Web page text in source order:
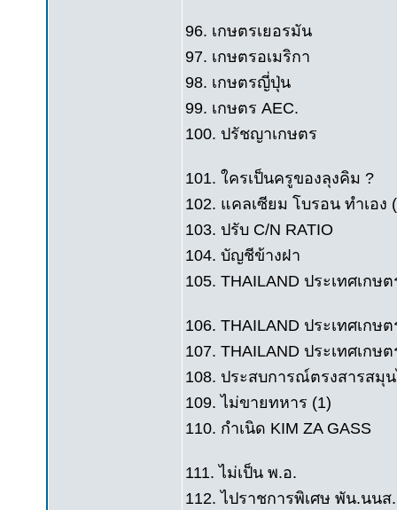
96. เกษตรเยอรมัน
97. เกษตรอเมริกา
98. เกษตรญี่ปุ่น
99. เกษตร AEC.
100. ปรัชญาเกษตร
101. ใครเป็นครูของลุงคิม ?
102. แคลเซียม โบรอน ทำเอง
103. ปรับ C/N RATIO
104. บัญชีข้างฝา
105. THAILAND ประเทศเกษ
106. THAILAND ประเทศเกษ
107. THAILAND ประเทศเก
108. ประสบการณ์ตรงสารสมุ
109. ไม่ขายทหาร (1)
110. กำเนิด KIM ZA GASS
111. ไม่เป็น พ.อ.
112. ไปราชการพิเศษ พัน.นนส.